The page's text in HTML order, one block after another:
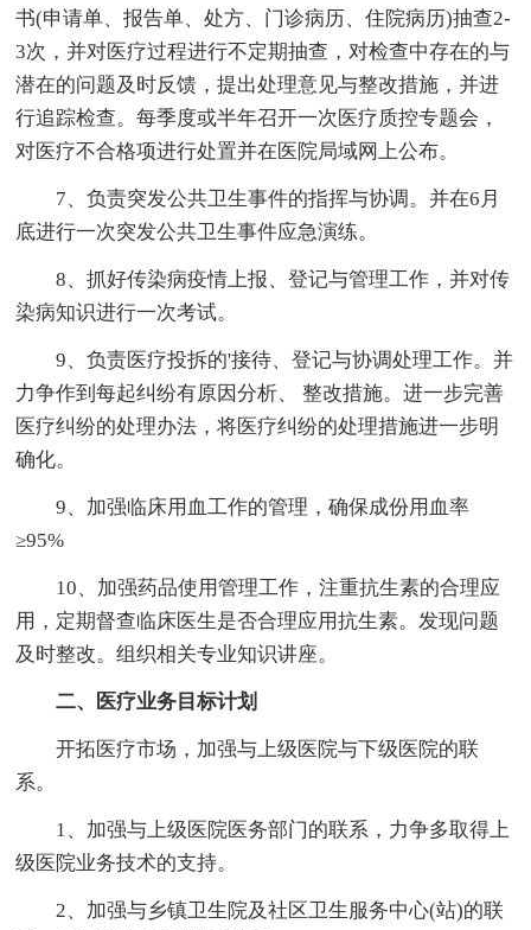
书(申请单、报告单、处方、门诊病历、住院病历)抽查2-
3次，并对医疗过程进行不定期抽查，对检查中存在的与
潜在的问题及时反馈，提出处理意见与整改措施，并进
行追踪检查。每季度或半年召开一次医疗质控专题会，
对医疗不合格项进行处置并在医院局域网上公布。
7、负责突发公共卫生事件的指挥与协调。并在6月
底进行一次突发公共卫生事件应急演练。
8、抓好传染病疫情上报、登记与管理工作，并对传
染病知识进行一次考试。
9、负责医疗投拆的'接待、登记与协调处理工作。并
力争作到每起纠纷有原因分析、 整改措施。进一步完善
医疗纠纷的处理办法，将医疗纠纷的处理措施进一步明
确化。
9、加强临床用血工作的管理，确保成份用血率
≥95%
10、加强药品使用管理工作，注重抗生素的合理应
用，定期督查临床医生是否合理应用抗生素。发现问题
及时整改。组织相关专业知识讲座。
二、医疗业务目标计划
开拓医疗市场，加强与上级医院与下级医院的联
系。
1、加强与上级医院医务部门的联系，力争多取得上
级医院业务技术的支持。
2、加强与乡镇卫生院及社区卫生服务中心(站)的联